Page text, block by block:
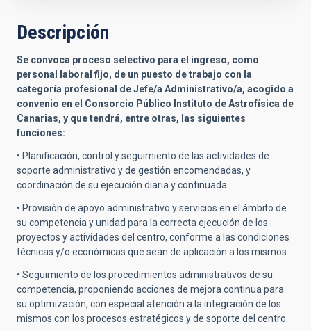
Descripción
Se convoca proceso selectivo para el ingreso, como
personal laboral fijo, de un puesto de trabajo con la
categoría profesional de Jefe/a Administrativo/a, acogido a
convenio en el Consorcio Público Instituto de Astrofísica de
Canarias, y que tendrá, entre otras, las siguientes
funciones:
• Planificación, control y seguimiento de las actividades de
soporte administrativo y de gestión encomendadas, y
coordinación de su ejecución diaria y continuada.
• Provisión de apoyo administrativo y servicios en el ámbito de
su competencia y unidad para la correcta ejecución de los
proyectos y actividades del centro, conforme a las condiciones
técnicas y/o económicas que sean de aplicación a los mismos.
• Seguimiento de los procedimientos administrativos de su
competencia, proponiendo acciones de mejora continua para
su optimización, con especial atención a la integración de los
mismos con los procesos estratégicos y de soporte del centro.